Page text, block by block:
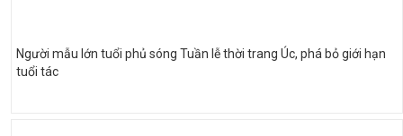
Người mẫu lớn tuổi phủ sóng Tuần lễ thời trang Úc, phá bỏ giới hạn
tuổi tác